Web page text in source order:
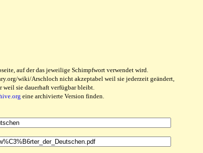
auf der das jeweilige Schimpfwort verwendet wird.
wiki/Arschloch nicht akzeptabel weil sie jederzeit geändert,
sie dauerhaft verfügbar bleibt.
eine archivierte Version finden.